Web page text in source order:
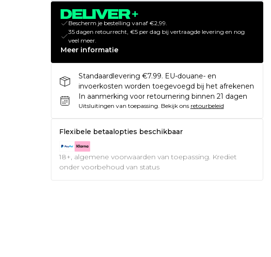
Bescherm je bestelling vanaf €2,99.
35 dagen retourrecht, €5 per dag bij vertraagde levering en nog
veel meer.
Meer informatie
Standaardlevering €7.99. EU-douane- en
invoerkosten worden toegevoegd bij het afrekenen
In aanmerking voor retournering binnen 21 dagen
Uitsluitingen van toepassing. Bekijk ons retourbeleid
Flexibele betaalopties beschikbaar
18+, algemene voorwaarden van toepassing. Krediet
onder voorbehoud van status